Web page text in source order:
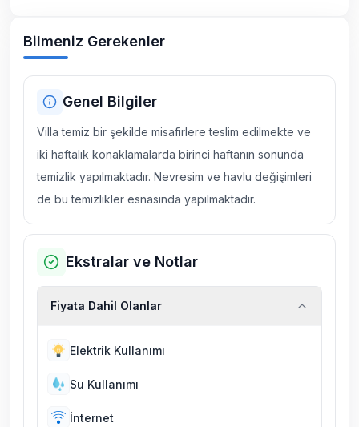
Bilmeniz Gerekenler
Genel Bilgiler
Villa temiz bir şekilde misafirlere teslim edilmekte ve
iki haftalık konaklamalarda birinci haftanın sonunda
temizlik yapılmaktadır. Nevresim ve havlu değişimleri
de bu temizlikler esnasında yapılmaktadır.
Ekstralar ve Notlar
Fiyata Dahil Olanlar
Elektrik Kullanımı
Su Kullanımı
İnternet